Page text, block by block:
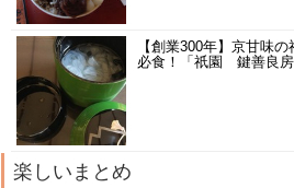
【創業300年】京甘味
必食！「祇園 鍵善良房
楽しいまとめ